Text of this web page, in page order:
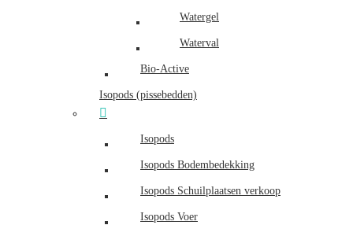
Watergel
Waterval
Bio-Active
Isopods (pissebedden)
Isopods
Isopods Bodembedekking
Isopods Schuilplaatsen verkoop
Isopods Voer